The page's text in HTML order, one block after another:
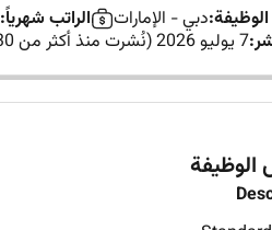
دبي- الإمارات الراتب شهرياً:
7 يوليو 2026 (نُشرت منذ أكثر من 30 يومًا)